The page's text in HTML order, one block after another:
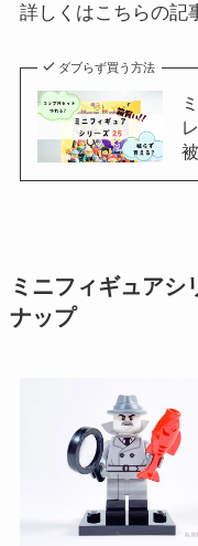
詳しくはこちらの記
ダブらず買う方法
ミニフィギュアシ
ナップ